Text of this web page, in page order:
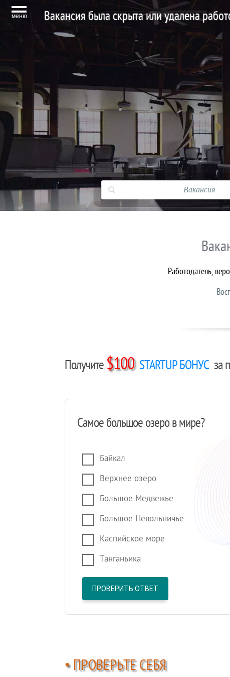
меню Вакансия была скрыта или удалена
Работодатель,
Получите $100 STARTUP БОНУС за
Самое большое озеро в мире?
Байкал
Верхнее озеро
Большое Медвежье
Большое Невольничье
Каспийское море
Танганьика
ПРОВЕРИТЬ ОТВЕТ
• ПРОВЕРЬТЕ СЕБЯ